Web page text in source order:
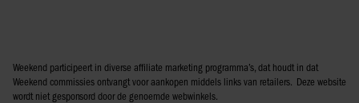
Weekend participeert in diverse affiliate marketing programma’s, dat houdt in dat
Weekend commissies ontvangt voor aankopen middels links van retailers. Deze website
wordt niet gesponsord door de genoemde webwinkels.